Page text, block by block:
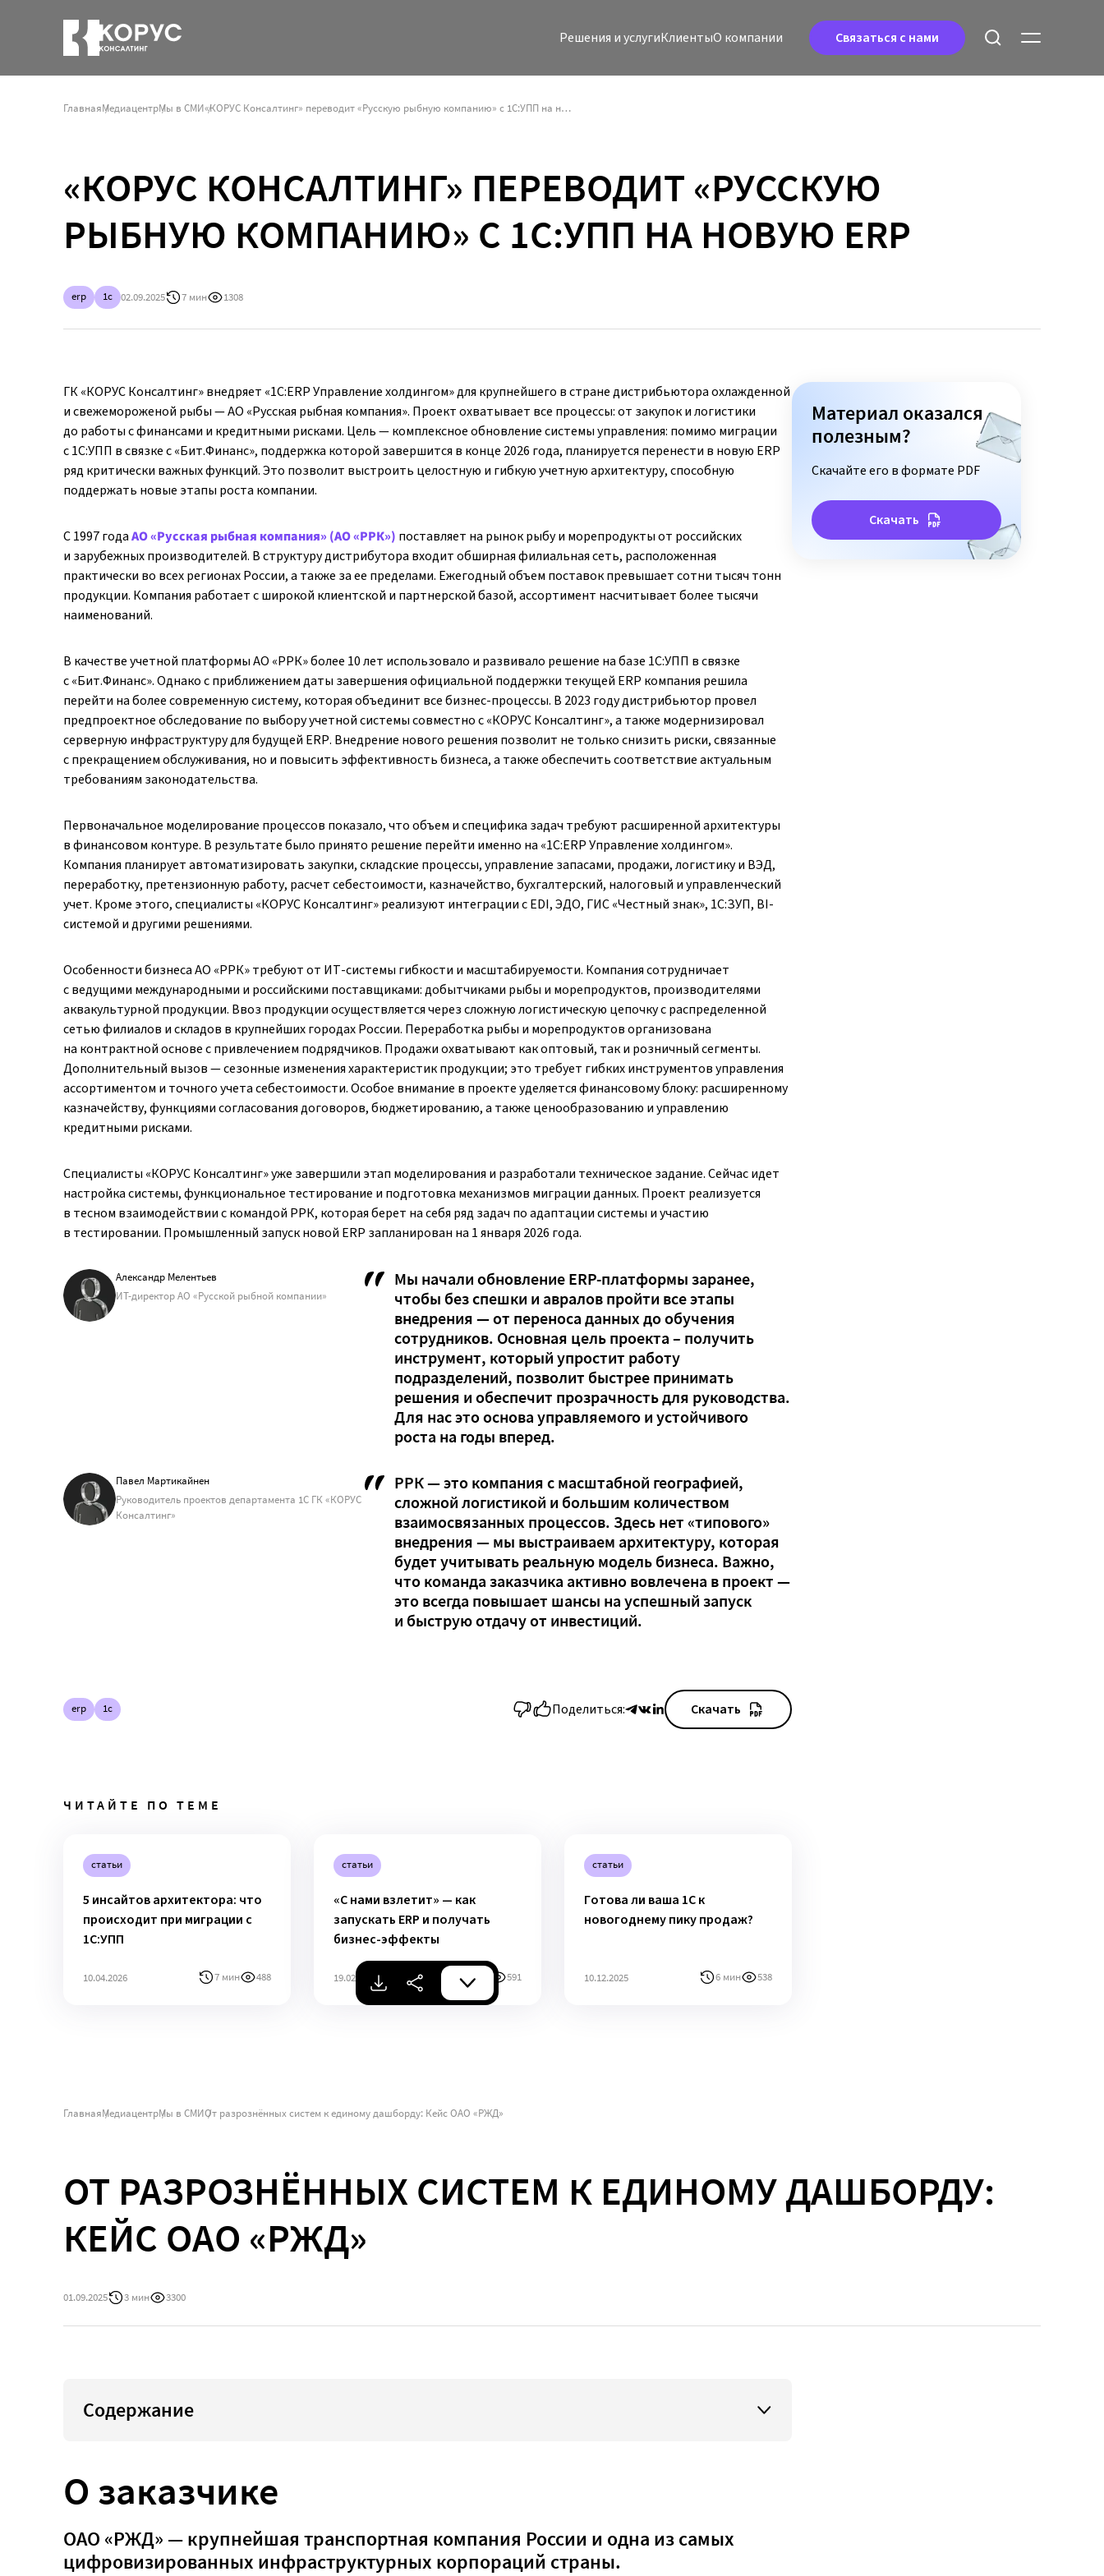
Решения и услугиКлиентыO кoмпании Связаться с нами
ГлавнаяМедиацентрМы в СМИ «КОРУС Консалтинг» переводит «Русскую рыбную компанию» с 1С:УПП на новую ERP
«КОРУС КОНСАЛТИНГ» ПЕРЕВОДИТ «РУССКУЮ
РЫБНУЮ КОМПАНИЮ» С 1С:УПП НА НОВУЮ ERP
erp 1c 02.09.2025 7 мин 1308
ГК «КОРУС Консалтинг» внедряет «1С:ERP Управление холдингом» для крупнейшего в стране дистрибьютора охлажденной
и свежемороженой рыбы — АО «Русская рыбная компания». Проект охватывает все процессы: от закупок и логистики
до работы с финансами и кредитными рисками. Цель — комплексное обновление системы управления: помимо миграции
с 1С:УПП в связке с «Бит.Финанс», поддержка которой завершится в конце 2026 года, планируется перенести в новую ERP
ряд критически важных функций. Это позволит выстроить целостную и гибкую учетную архитектуру, способную
поддержать новые этапы роста компании.
С 1997 годаАО «Русская рыбная компания» (АО «РРК») поставляет на рынок рыбу и морепродукты от российских
и зарубежных производителей. В структуру дистрибутора входит обширная филиальная сеть, расположенная
практически во всех регионах России, а также за ее пределами. Ежегодный объем поставок превышает сотни тысяч тонн
продукции. Компания работает с широкой клиентской и партнерской базой, ассортимент насчитывает более тысячи
наименований.
В качестве учетной платформы АО «РРК» более 10 лет использовало и развивало решение на базе 1С:УПП в связке
с «Бит.Финанс». Однако с приближением даты завершения официальной поддержки текущей ERP компания решила
перейти на более современную систему, которая объединит все бизнес-процессы. В 2023 году дистрибьютор провел
предпроектное обследование по выбору учетной системы совместно с «КОРУС Консалтинг», а также модернизировал
серверную инфраструктуру для будущей ERP. Внедрение нового решения позволит не только снизить риски, связанные
с прекращением обслуживания, но и повысить эффективность бизнеса, а также обеспечить соответствие актуальным
требованиям законодательства.
Первоначальное моделирование процессов показало, что объем и специфика задач требуют расширенной архитектуры
в финансовом контуре. В результате было принято решение перейти именно на «1С:ERP Управление холдингом».
Компания планирует автоматизировать закупки, складские процессы, управление запасами, продажи, логистику и ВЭД,
переработку, претензионную работу, расчет себестоимости, казначейство, бухгалтерский, налоговый и управленческий
учет. Кроме этого, специалисты «КОРУС Консалтинг» реализуют интеграции с EDI, ЭДО, ГИС «Честный знак», 1С:ЗУП, BI-
системой и другими решениями.
Особенности бизнеса АО «РРК» требуют от ИТ-системы гибкости и масштабируемости. Компания сотрудничает
с ведущими международными и российскими поставщиками: добытчиками рыбы и морепродуктов, производителями
аквакультурной продукции. Ввоз продукции осуществляется через сложную логистическую цепочку с распределенной
сетью филиалов и складов в крупнейших городах России. Переработка рыбы и морепродуктов организована
на контрактной основе с привлечением подрядчиков. Продажи охватывают как оптовый, так и розничный сегменты.
Дополнительный вызов — сезонные изменения характеристик продукции; это требует гибких инструментов управления
ассортиментом и точного учета себестоимости. Особое внимание в проекте уделяется финансовому блоку: расширенному
казначейству, функциями согласования договоров, бюджетированию, а также ценообразованию и управлению
кредитными рисками.
Специалисты «КОРУС Консалтинг» уже завершили этап моделирования и разработали техническое задание. Сейчас идет
настройка системы, функциональное тестирование и подготовка механизмов миграции данных. Проект реализуется
в тесном взаимодействии с командой РРК, которая берет на себя ряд задач по адаптации системы и участию
в тестировании. Промышленный запуск новой ERP запланирован на 1 января 2026 года.
Александр Мелентьев
ИТ-директор АО «Русской рыбной компании»
Мы начали обновление ERP-платформы заранее,
чтобы без спешки и авралов пройти все этапы
внедрения — от переноса данных до обучения
сотрудников. Основная цель проекта – получить
инструмент, который упростит работу
подразделений, позволит быстрее принимать
решения и обеспечит прозрачность для руководства.
Для нас это основа управляемого и устойчивого
роста на годы вперед.
Павел Мартикайнен
Руководитель проектов департамента 1С ГК «КОРУС
Консалтинг»
РРК — это компания с масштабной географией,
сложной логистикой и большим количеством
взаимосвязанных процессов. Здесь нет «типового»
внедрения — мы выстраиваем архитектуру, которая
будет учитывать реальную модель бизнеса. Важно,
что команда заказчика активно вовлечена в проект —
это всегда повышает шансы на успешный запуск
и быструю отдачу от инвестиций.
Материал оказался
полезным?
Скачайте его в формате PDF
Скачать
erp 1c Поделиться: Скачать
ЧИТАЙТЕ ПО ТЕМЕ
статьи
5 инсайтов архитектора: что
происходит при миграции с
1С:УПП
10.04.2026 7 мин 488
статьи
«С нами взлетит» — как
запускать ERP и получать
бизнес-эффекты
19.02.2026 7 мин 591
статьи
Готова ли ваша 1С к
новогоднему пику продаж?
10.12.2025 6 мин 538
ГлавнаяМедиацентрМы в СМИОт разрознённых систем к единому дашборду: Кейс ОАО «РЖД»
ОТ РАЗРОЗНЁННЫХ СИСТЕМ К ЕДИНОМУ ДАШБОРДУ:
КЕЙС ОАО «РЖД»
01.09.2025 3 мин 3300
Содержание
О заказчике
ОАО «РЖД» — крупнейшая транспортная компания России и одна из самых
цифровизированных инфраструктурных корпораций страны.